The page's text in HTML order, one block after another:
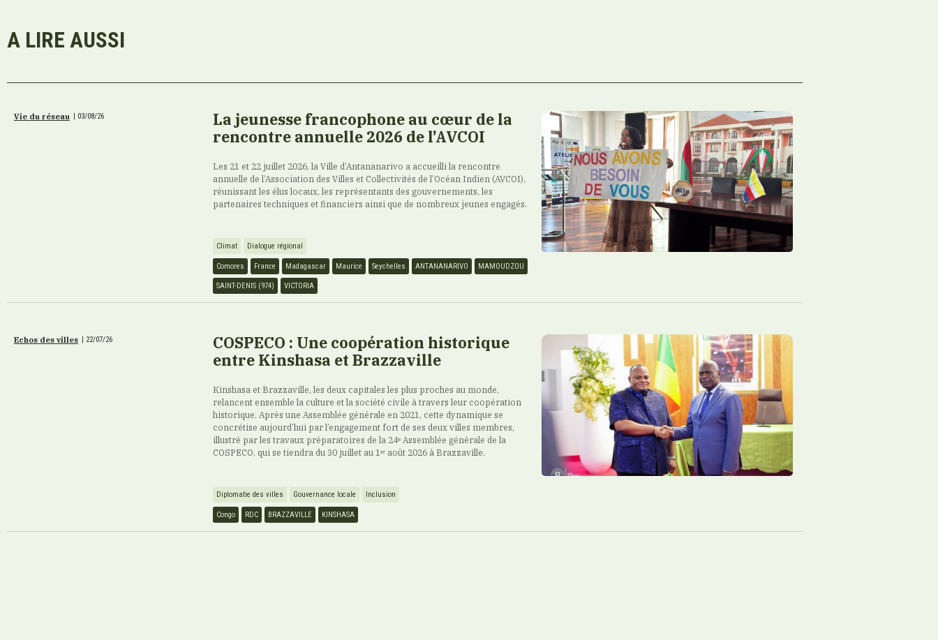
A LIRE AUSSI
Vie du réseau | 03/08/26
La jeunesse francophone au cœur de la
rencontre annuelle 2026 de l’AVCOI
Les 21 et 22 juillet 2026, la Ville d’Antananarivo a accueilli la rencontre
annuelle de l’Association des Villes et Collectivités de l’Océan Indien (AVCOI),
réunissant les élus locaux, les représentants des gouvernements, les
partenaires techniques et financiers ainsi que de nombreux jeunes engagés.
Climat Dialogue régional
Comores France Madagascar Maurice Seychelles ANTANANARIVO MAMOUDZOU
SAINT-DENIS (974) VICTORIA
Echos des villes 22/07/26
COSPECO : Une coopération historique
entre Kinshasa et Brazzaville
Kinshasa et Brazzaville, les deux capitales les plus proches au monde,
relancent ensemble la culture et la société civile à travers leur coopération
historique. Après une Assemblée générale en 2021, cette dynamique se
concrétise aujourd’hui par l’engagement fort de ses deux villes membres,
illustré par les travaux préparatoires de la 24ᵉ Assemblée générale de la
COSPECO, qui se tiendra du 30 juillet au 1ᵉʳ août 2026 à Brazzaville.
Diplomatie des villes Gouvernance locale Inclusion
Congo RDC BRAZZAVILLE KINSHASA